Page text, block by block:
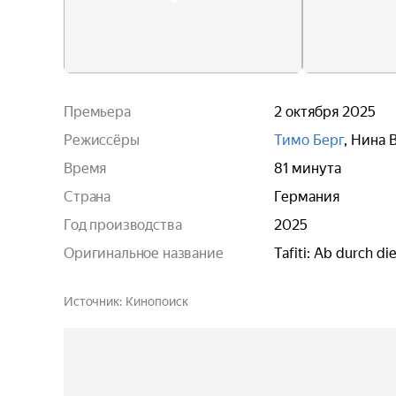
Премьера
2 октября 2025
Режиссёры
Тимо Берг, Нина
Время
81 минута
Страна
Германия
Год производства
2025
Оригинальное название
Tafiti: Ab durch
Источник Кинопоиск